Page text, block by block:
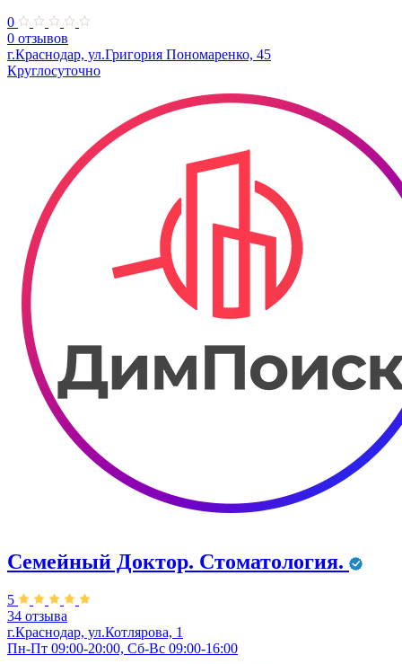
0
0 отзывов
г.Краснодар, ул.​Григория Пономаренко, 45
Круглосуточно
Семейный Доктор. Стоматология.
5
34 отзыва
г.Краснодар, ул.Котлярова, 1
Пн-Пт 09:00-20:00, Сб-Вс 09:00-16:00